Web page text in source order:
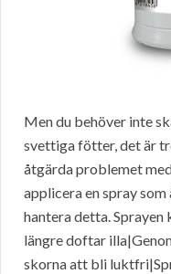
Men du behöver inte
svettiga fötter, det är
åtgärda problemet
applicera en spray
hantera detta.
längre doftar
skorna att bli